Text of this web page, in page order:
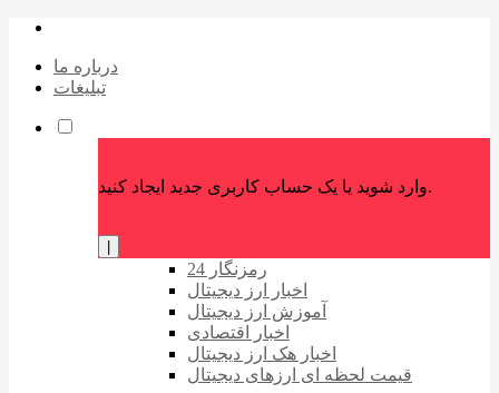
درباره ما
تبلیغات
وارد شوید یا یک حساب کاربری جدید ایجاد کنید.
رمزنگار 24
اخبار ارز دیجیتال
آموزش ارز دیجیتال
اخبار اقتصادی
اخبار هک ارز دیجیتال
قیمت لحظه ای ارزهای دیجیتال